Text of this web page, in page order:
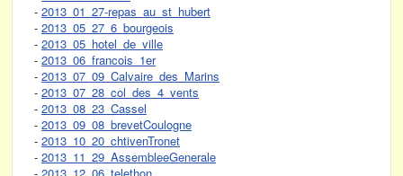
- 2013_01_27-repas_au_st_hubert
- 2013_05_27_6_bourgeois
- 2013_05_hotel_de_ville
- 2013_06_francois_1er
- 2013_07_09_Calvaire_des_Marins
- 2013_07_28_col_des_4_vents
- 2013_08_23_Cassel
- 2013_09_08_brevetCoulogne
- 2013_10_20_chtivenTronet
- 2013_11_29_AssembleeGenerale